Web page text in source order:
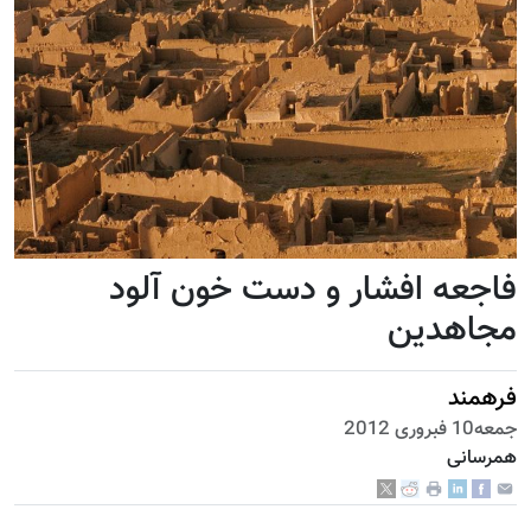
فاجعه افشار و دست خون آلود
مجاهدین
فرهمند
جمعه10 فبروری 2012
همرسانی